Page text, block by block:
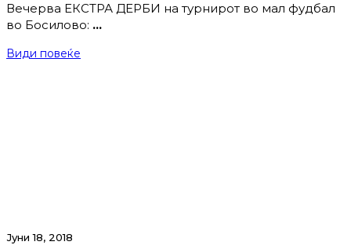
Вечерва ЕКСТРА ДЕРБИ на турнирот во мал фудбал
во Босилово: …
Види повеќе
Јуни 18, 2018